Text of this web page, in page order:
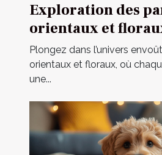
Exploration des
orientaux et
une fragrance
Plongez dans l’univers
orientaux et floraux, où
une...